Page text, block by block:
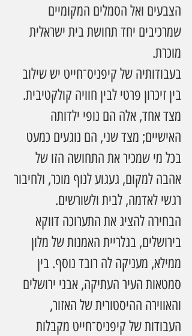
הצבעים ואל הסמלים המקומיים
שמרכיבים יחד תחושת בית ישראלית
מוכרת.
בעבודותיה של קיפניס־חייט יש שילוב
בין זיכרון פרטי לבין חוויה קולקטיבית.
מצד אחד, אלה הם נופי ילדותה
האישיים; מצד שני, הם נוגעים כמעט
בכל מי שמכיר את התחושה הזו של
אהבה למקום, געגוע לנוף מוכר, ולחיבור
רגשי לאדמה, לבית ולשורשים.
הבחירה להציג את התערוכה דווקא
בירושלים, בגלריית האמנות של מלון
ממילא, מעניקה לה רובד נוסף. בין
סמטאות העיר העתיקה, אבני ירושלים
והאווירה ההיסטורית של האזור,
העבודות של קיפניס־חייט מקבלות